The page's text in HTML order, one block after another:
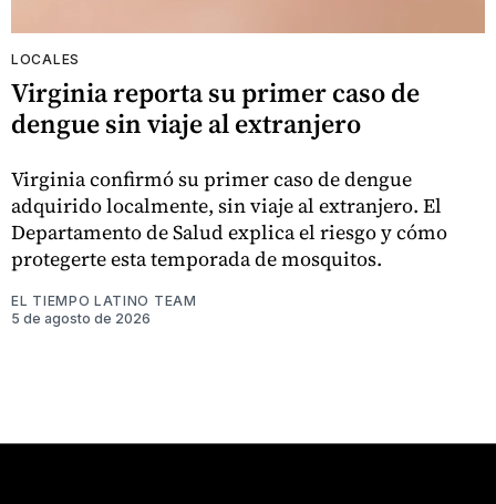
LOCALES
Virginia reporta su primer caso de
dengue sin viaje al extranjero
Virginia confirmó su primer caso de dengue
adquirido localmente, sin viaje al extranjero. El
Departamento de Salud explica el riesgo y cómo
protegerte esta temporada de mosquitos.
EL TIEMPO LATINO TEAM
5 de agosto de 2026